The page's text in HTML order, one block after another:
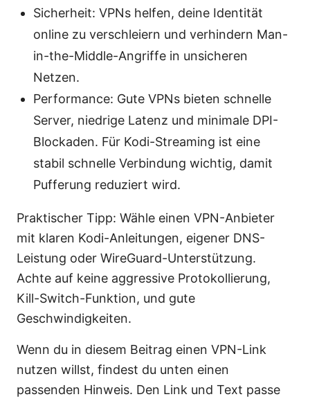
Sicherheit: VPNs helfen, deine Identität
online zu verschleiern und verhindern Man-
in-the-Middle-Angriffe in unsicheren
Netzen.
Performance: Gute VPNs bieten schnelle
Server, niedrige Latenz und minimale DPI-
Blockaden. Für Kodi-Streaming ist eine
stabil schnelle Verbindung wichtig, damit
Pufferung reduziert wird.
Praktischer Tipp: Wähle einen VPN-Anbieter
mit klaren Kodi-Anleitungen, eigener DNS-
Leistung oder WireGuard-Unterstützung.
Achte auf keine aggressive Protokollierung,
Kill-Switch-Funktion, und gute
Geschwindigkeiten.
Wenn du in diesem Beitrag einen VPN-Link
nutzen willst, findest du unten einen
passenden Hinweis. Den Link und Text passe